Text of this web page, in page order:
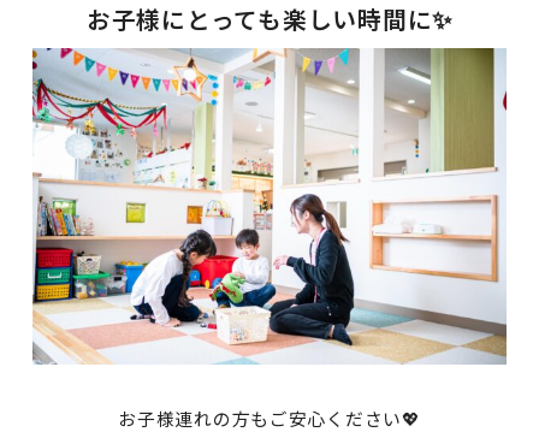
お子様にとっても楽しい時間に✨
お子様連れの方もご安心ください💖